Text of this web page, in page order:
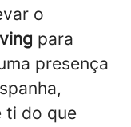
o
para
presença
ti do que